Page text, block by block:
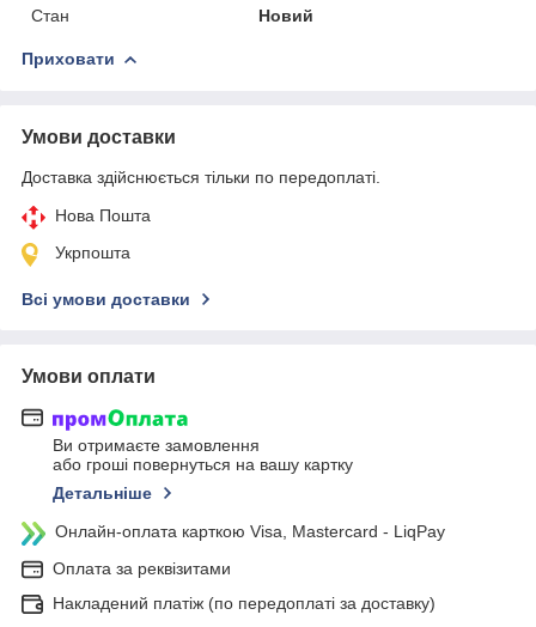
Стан
Новий
Приховати
Умови доставки
Доставка здійснюється тільки по передоплаті.
Нова Пошта
Укрпошта
Всі умови доставки
Умови оплати
Ви отримаєте замовлення
або гроші повернуться на вашу картку
Детальніше
Онлайн-оплата карткою Visa, Mastercard - LiqPay
Оплата за реквізитами
Накладений платіж (по передоплаті за доставку)